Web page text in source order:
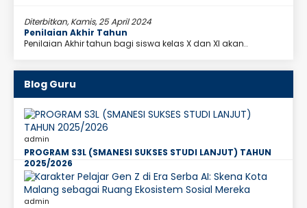
Diterbitkan, Kamis, 25 April 2024
Penilaian Akhir Tahun
Penilaian Akhir tahun bagi siswa kelas X dan XI akan..
Blog Guru
admin
PROGRAM S3L (SMANESI SUKSES STUDI LANJUT) TAHUN
2025/2026
admin